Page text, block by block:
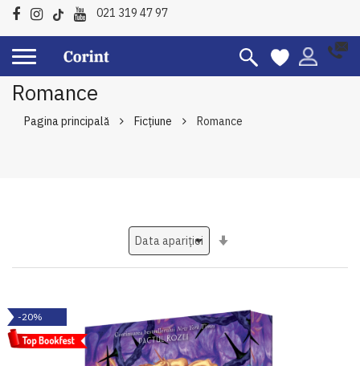
021 319 47 97
Romance
Pagina principală Ficțiune Romance
-20%